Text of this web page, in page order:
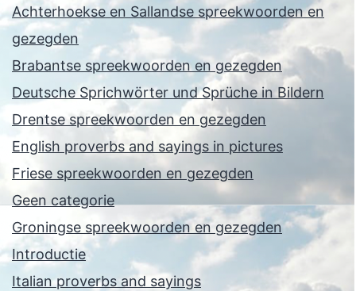
Achterhoekse en Sallandse spreekwoorden en
gezegden
Brabantse spreekwoorden en gezegden
Deutsche Sprichwörter und Sprüche in Bildern
Drentse spreekwoorden en gezegden
English proverbs and sayings in pictures
Friese spreekwoorden en gezegden
Geen categorie
Groningse spreekwoorden en gezegden
Introductie
Italian proverbs and sayings